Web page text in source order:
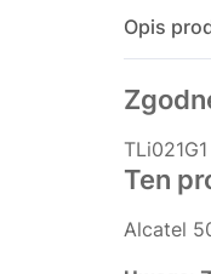
Opis
TLi021G1
Ten
Alcatel